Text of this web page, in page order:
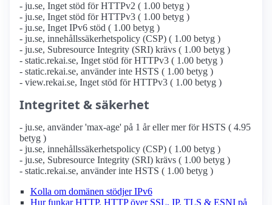
- ju.se, Inget stöd för HTTPv2 ( 1.00 betyg )
- ju.se, Inget stöd för HTTPv3 ( 1.00 betyg )
- ju.se, Inget IPv6 stöd ( 1.00 betyg )
- ju.se, innehållssäkerhetspolicy (CSP) ( 1.00 betyg )
- ju.se, Subresource Integrity (SRI) krävs ( 1.00 betyg )
- static.rekai.se, Inget stöd för HTTPv3 ( 1.00 betyg )
- static.rekai.se, använder inte HSTS ( 1.00 betyg )
- view.rekai.se, Inget stöd för HTTPv3 ( 1.00 betyg )
Integritet & säkerhet
- ju.se, använder 'max-age' på 1 år eller mer för HSTS ( 4.95
betyg )
- ju.se, innehållssäkerhetspolicy (CSP) ( 1.00 betyg )
- ju.se, Subresource Integrity (SRI) krävs ( 1.00 betyg )
- static.rekai.se, använder inte HSTS ( 1.00 betyg )
Kolla om domänen stödjer IPv6
Hur funkar HTTP, HTTP över SSL, IP, TLS & ESNI på